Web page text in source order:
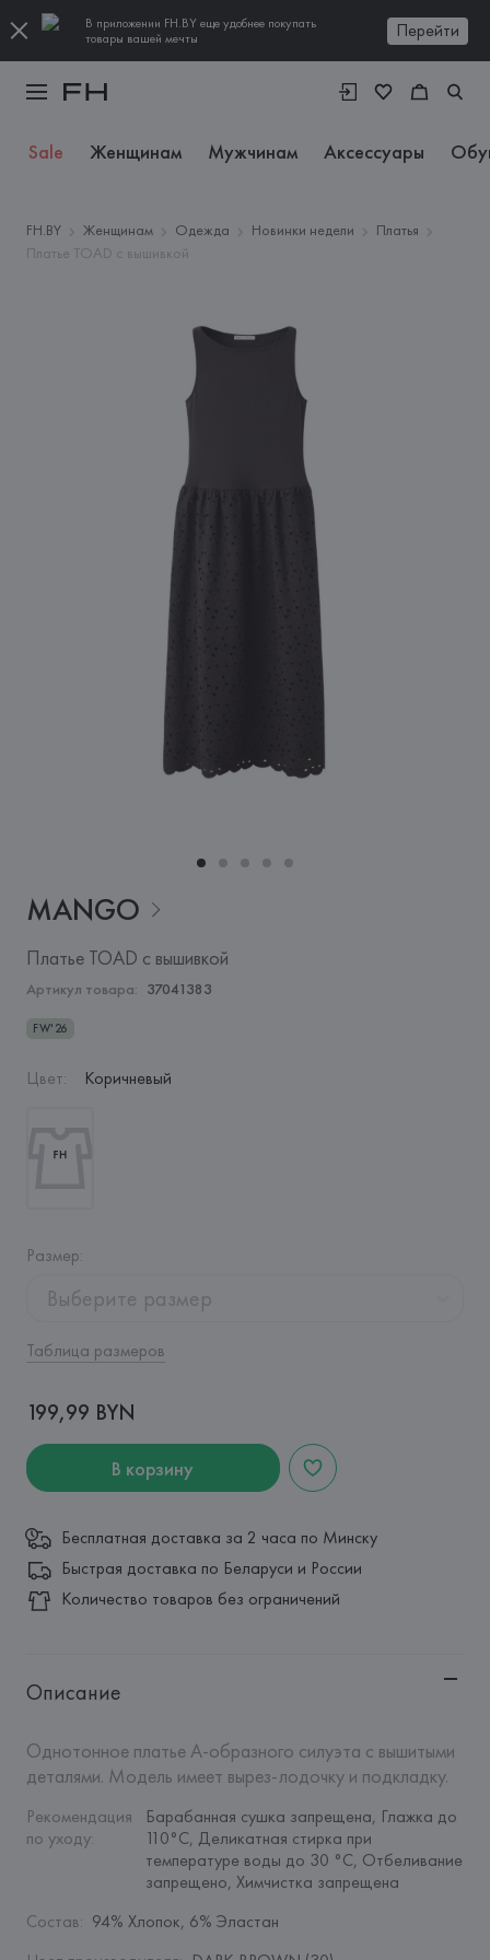
В приложении FH.BY еще удобнее покупать
товары вашей мечты
Перейти
Sale Женщинам Мужчинам Аксессуары
FH.BY Женщинам Одежда Новинки недели
Платья
Платье TOAD с вышивкой
MANGO
Платье TOAD с вышивкой
Артикул товара: 37041383
FW'26
Цвет: Коричневый
Размер:
Выберите размер
Таблица размеров
199,99 BYN
В корзину
Бесплатная доставка за 2 часа по Минску
Быстрая доставка по Беларуси и России
Количество товаров без ограничений
Описание
Однотонное платье А-образного силуэта с вышитыми
деталями. Модель имеет вырез-лодочку и подкладку.
Рекомендация
по уходу:
Барабанная сушка запрещена, Глажка до
110°C, Деликатная стирка при
температуре воды до 30 °C, Отбеливание
запрещено, Химчистка запрещена
Состав: 94% Хлопок, 6% Эластан